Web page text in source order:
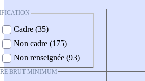
Cadre (35)
Non cadre (175)
Non renseignée (93)
BRUT MINIMUM